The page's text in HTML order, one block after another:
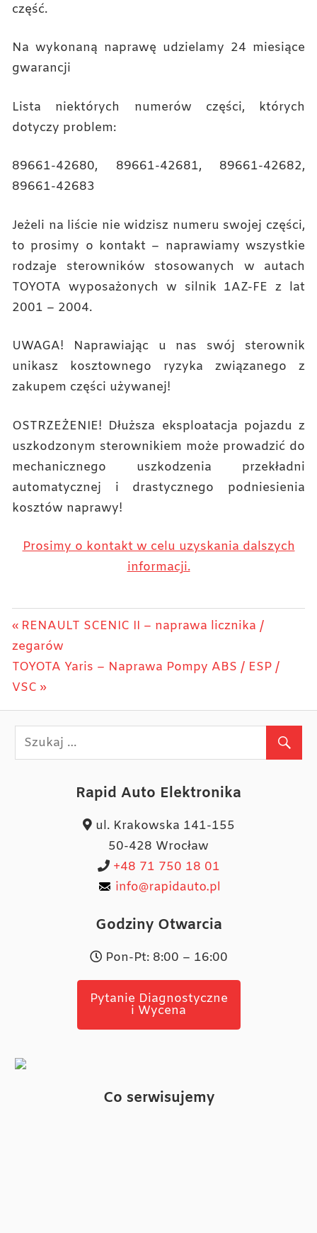
część.
Na wykonaną naprawę udzielamy 24 miesiące
gwarancji
Lista niektórych numerów części, których
dotyczy problem:
89661-42680, 89661-42681, 89661-42682,
89661-42683
Jeżeli na liście nie widzisz numeru swojej części,
to prosimy o kontakt – naprawiamy wszystkie
rodzaje sterowników stosowanych w autach
TOYOTA wyposażonych w silnik 1AZ-FE z lat
2001 – 2004.
UWAGA! Naprawiając u nas swój sterownik
unikasz kosztownego ryzyka związanego z
zakupem części używanej!
OSTRZEŻENIE! Dłuższa eksploatacja pojazdu z
uszkodzonym sterownikiem może prowadzić do
mechanicznego uszkodzenia przekładni
automatycznej i drastycznego podniesienia
kosztów naprawy!
Prosimy o kontakt w celu uzyskania dalszych
informacji.
Nawigacja
wpisu
Previous
Post:
RENAULT SCENIC II – naprawa licznika /
zegarów
Next
Post:
TOYOTA Yaris – Naprawa Pompy ABS / ESP /
VSC
Rapid Auto Elektronika
ul. Krakowska 141-155
50-428 Wrocław
+48 71 750 18 01
Godziny Otwarcia
Pon-Pt: 8:00 – 16:00
Pytanie Diagnostyczne
i Wycena
Co serwisujemy